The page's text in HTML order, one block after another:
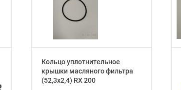
Кольцо уплотнительное
крышки масляного фильтра
(52,3х2,4) RX 200